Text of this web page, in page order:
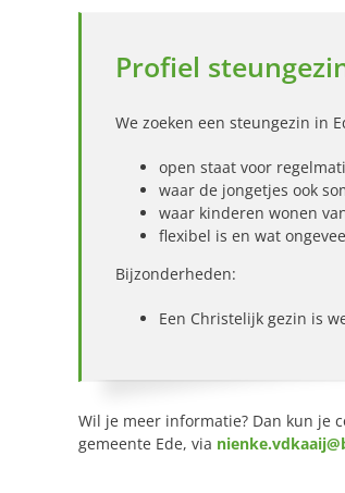
Profiel
We zoeken een steungezin in
open staat voor
waar de jongetjes ook
waar kinderen wonen
flexibel is en wat
Bijzonderheden:
Een Christelijk gezin is
Wil je meer informatie? Dan kun je
gemeente Ede, via